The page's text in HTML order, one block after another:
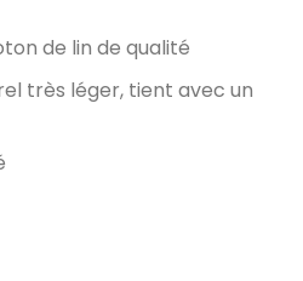
de lin de qualité
très léger, tient avec un